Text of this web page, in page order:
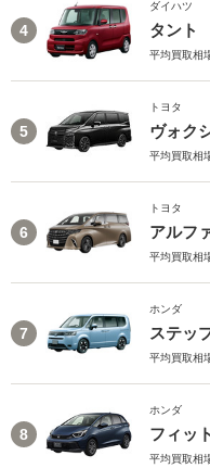
4
ダイハツ
タント
平均買取相
5
トヨタ
ヴォク
平均買取相
6
トヨタ
アルフ
平均買取相
7
ホンダ
ステッ
平均買取相
8
ホンダ
フィット
平均買取相